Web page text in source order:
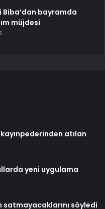
Biba’dan bayramda
müjdesi
atılan
yeni uygulama
satmayacaklarını söyledi